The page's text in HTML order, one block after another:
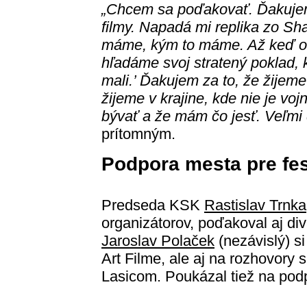
„Chcem sa poďakovať.
filmy. Napadá mi replika zo
máme, kým to máme. Až keď
hľadáme svoj stratený poklad,
mali.’ Ďakujem za to, že
žijeme v krajine, kde nie je
bývať a že mám čo jesť. Veľmi
prítomným.
Podpora mesta pre
Predseda KSK Rastislav Trnka
organizátorov, poďakoval aj
Jaroslav Polaček (nezávislý)
Art Filme, ale aj na rozhovory
Lasicom. Poukázal tiež na